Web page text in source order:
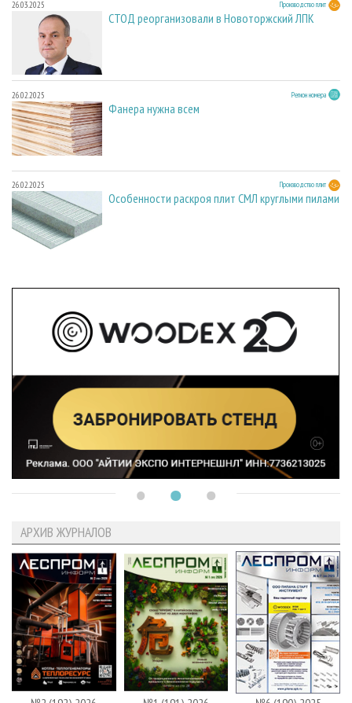
26.03.2025 Производство плит
СТОД реорганизовали в Новоторжский ЛПК
26.02.2025 Регион номера
Фанера нужна всем
26.02.2025 Производство плит
Особенности раскроя плит СМЛ круглыми пилами
АРХИВ ЖУРНАЛОВ